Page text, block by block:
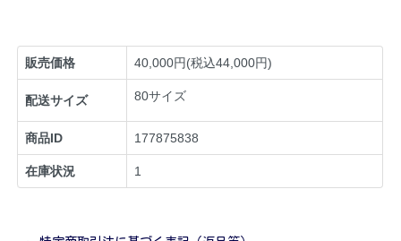
販売価格 40,000円(税込44,000円)
配送サイズ 80サイズ
商品ID 177875838
在庫状況 1